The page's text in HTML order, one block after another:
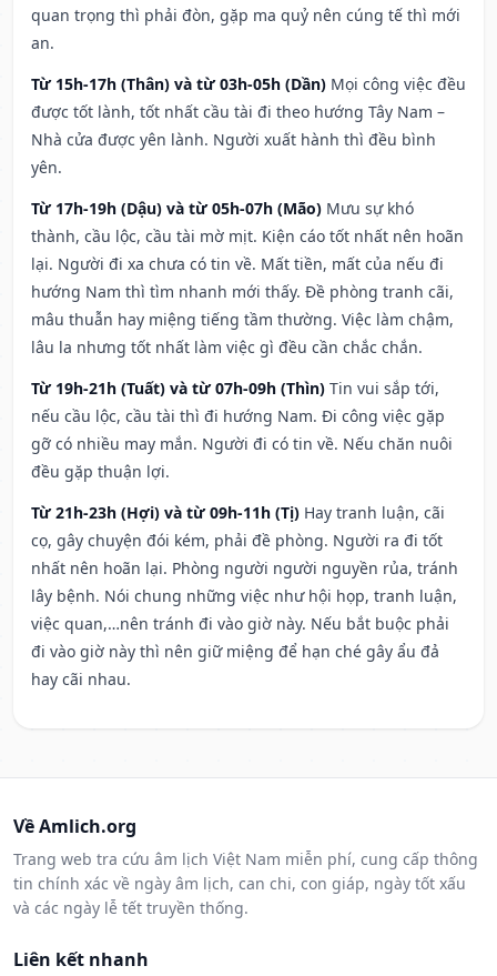
quan trọng thì phải đòn, gặp ma quỷ nên cúng tế thì mới
an.
Từ 15h-17h (Thân) và từ 03h-05h (Dần) Mọi công việc đều
được tốt lành, tốt nhất cầu tài đi theo hướng Tây Nam –
Nhà cửa được yên lành. Người xuất hành thì đều bình
yên.
Từ 17h-19h (Dậu) và từ 05h-07h (Mão) Mưu sự khó
thành, cầu lộc, cầu tài mờ mịt. Kiện cáo tốt nhất nên hoãn
lại. Người đi xa chưa có tin về. Mất tiền, mất của nếu đi
hướng Nam thì tìm nhanh mới thấy. Đề phòng tranh cãi,
mâu thuẫn hay miệng tiếng tầm thường. Việc làm chậm,
lâu la nhưng tốt nhất làm việc gì đều cần chắc chắn.
Từ 19h-21h (Tuất) và từ 07h-09h (Thìn) Tin vui sắp tới,
nếu cầu lộc, cầu tài thì đi hướng Nam. Đi công việc gặp
gỡ có nhiều may mắn. Người đi có tin về. Nếu chăn nuôi
đều gặp thuận lợi.
Từ 21h-23h (Hợi) và từ 09h-11h (Tị) Hay tranh luận, cãi
cọ, gây chuyện đói kém, phải đề phòng. Người ra đi tốt
nhất nên hoãn lại. Phòng người người nguyền rủa, tránh
lây bệnh. Nói chung những việc như hội họp, tranh luận,
việc quan,…nên tránh đi vào giờ này. Nếu bắt buộc phải
đi vào giờ này thì nên giữ miệng để hạn ché gây ẩu đả
hay cãi nhau.
Về Amlich.org
Trang web tra cứu âm lịch Việt Nam miễn phí, cung cấp thông
tin chính xác về ngày âm lịch, can chi, con giáp, ngày tốt xấu
và các ngày lễ tết truyền thống.
Liên kết nhanh